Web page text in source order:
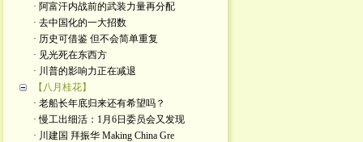
· 阿富汗内战前的武装力量再分配
· 去中国化的一大招数
· 历史可借鉴 但不会简单重复
· 见光死在东西方
· 川普的影响力正在减退
【八月桂花】
· 老船长年底归来还有希望吗？
· 慢工出细活：1月6日委员会又发现
· 川建国 拜振华 Making China Gre